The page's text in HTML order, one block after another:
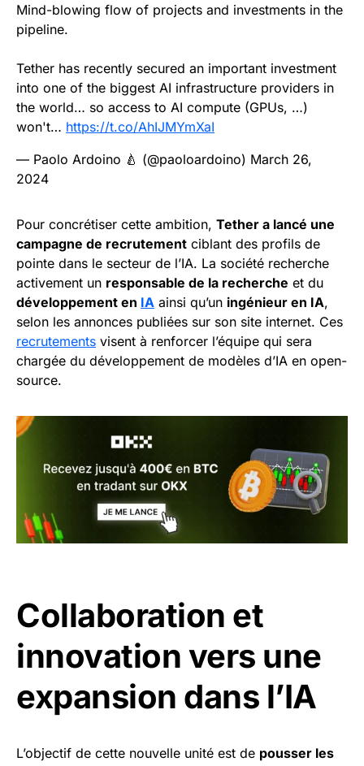
Mind-blowing flow of projects and investments in the
pipeline.
Tether has recently secured an important investment
into one of the biggest AI infrastructure providers in
the world… so access to AI compute (GPUs, …)
won't… https://t.co/AhIJMYmXaI
— Paolo Ardoino 🍐 (@paoloardoino) March 26,
2024
Pour concrétiser cette ambition, Tether a lancé une
campagne de recrutement ciblant des profils de
pointe dans le secteur de l’IA. La société recherche
activement un responsable de la recherche et du
développement en IA ainsi qu’un ingénieur en IA,
selon les annonces publiées sur son site internet. Ces
recrutements visent à renforcer l’équipe qui sera
chargée du développement de modèles d’IA en open-
source.
Collaboration et
innovation vers une
expansion dans l’IA
L’objectif de cette nouvelle unité est de pousser les